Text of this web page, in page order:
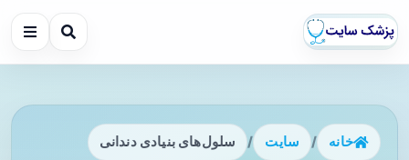
خانه / سایت / سلول‌های بنیادی دندانی